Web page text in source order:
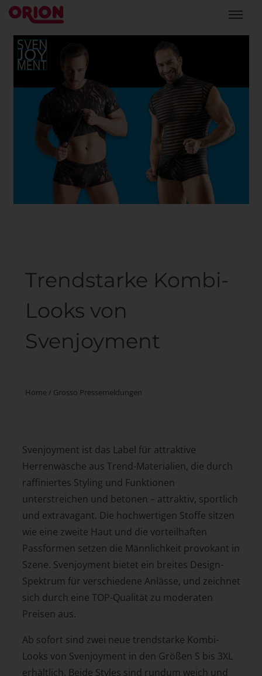
Trendstarke Kombi-
Looks von
Svenjoyment
Home / Grosso Pressemeldungen
Svenjoyment ist das Label für attraktive
Herrenwäsche aus Trend-Materialien, die durch
raffiniertes Styling und Funktionen
unterstreichen und betonen – attraktiv, sportlich
und extravagant. Die hochwertigen Stoffe sitzen
wie eine zweite Haut und die vorteilhaften
Passformen setzen die Männlichkeit provokant in
Szene. Svenjoyment bietet ein breites Design-
Spektrum für verschiedene Anlässe, und zeichnet
sich durch eine TOP-Qualität zu moderaten
Preisen aus.
Ab sofort sind zwei neue trendstarke Kombi-
Looks von Svenjoyment in den Größen S bis 3XL
erhältlich. Beide Styles sind rundum weich und